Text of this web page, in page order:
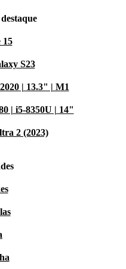
15
S23
| 13.3" | M1
| i5-8350U | 14"
2 (2023)